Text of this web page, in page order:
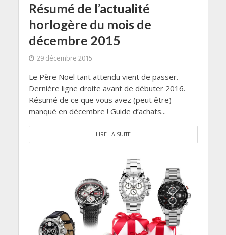
Résumé de l’actualité
horlogère du mois de
décembre 2015
29 décembre 2015
Le Père Noël tant attendu vient de passer.
Dernière ligne droite avant de débuter 2016.
Résumé de ce que vous avez (peut être)
manqué en décembre ! Guide d’achats...
LIRE LA SUITE